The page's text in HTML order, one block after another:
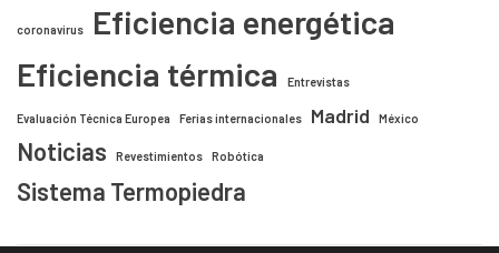
coronavirus
Eficiencia energética
Eficiencia térmica
Entrevistas
Evaluación Técnica Europea Ferias internacionales Madrid México
Noticias Revestimientos Robótica
Sistema Termopiedra